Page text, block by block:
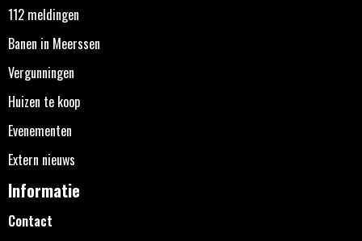
112 meldingen
Banen in Meerssen
Vergunningen
Huizen te koop
Evenementen
Extern nieuws
Informatie
Contact